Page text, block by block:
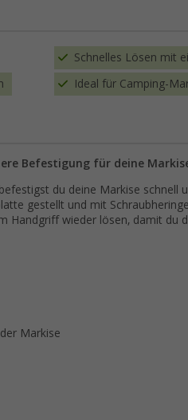
Schnelles Lösen mit
Ideal für Camping-
Befestigung für deine
du deine Markise schnell
gestellt und mit
Handgriff wieder lösen, damit du
Markise